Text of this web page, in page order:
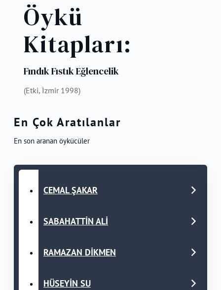
Öykü
Kitapları:
Fındık Fıstık Eğlencelik
(Etki, İzmir 1998)
En Çok Aratılanlar
En son aranan öykücüler
CEMAL ŞAKAR
SABAHATTİN ALİ
RAMAZAN DİKMEN
HÜSEYİN SU